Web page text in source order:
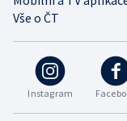
Instagram
Vše o ČT